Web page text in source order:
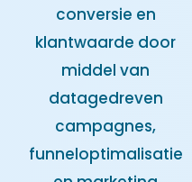
conversie en
klantwaarde door
middel van
datagedreven
campagnes,
funneloptimalisatie